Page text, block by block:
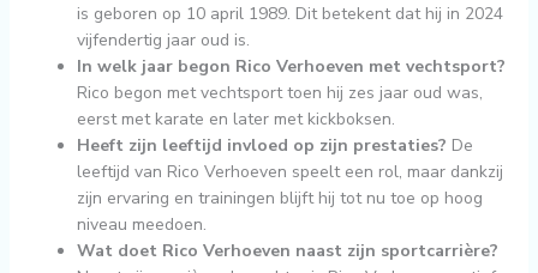
is geboren op 10 april 1989. Dit betekent dat hij in 2024
vijfendertig jaar oud is.
In welk jaar begon Rico Verhoeven met vechtsport?
Rico begon met vechtsport toen hij zes jaar oud was,
eerst met karate en later met kickboksen.
Heeft zijn leeftijd invloed op zijn prestaties? De
leeftijd van Rico Verhoeven speelt een rol, maar dankzij
zijn ervaring en trainingen blijft hij tot nu toe op hoog
niveau meedoen.
Wat doet Rico Verhoeven naast zijn sportcarrière?